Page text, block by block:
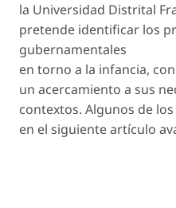
la Universidad Distrital
pretende identificar los
gubernamentales
en torno a la infancia,
un acercamiento a sus
contextos. Algunos de
en el siguiente artículo